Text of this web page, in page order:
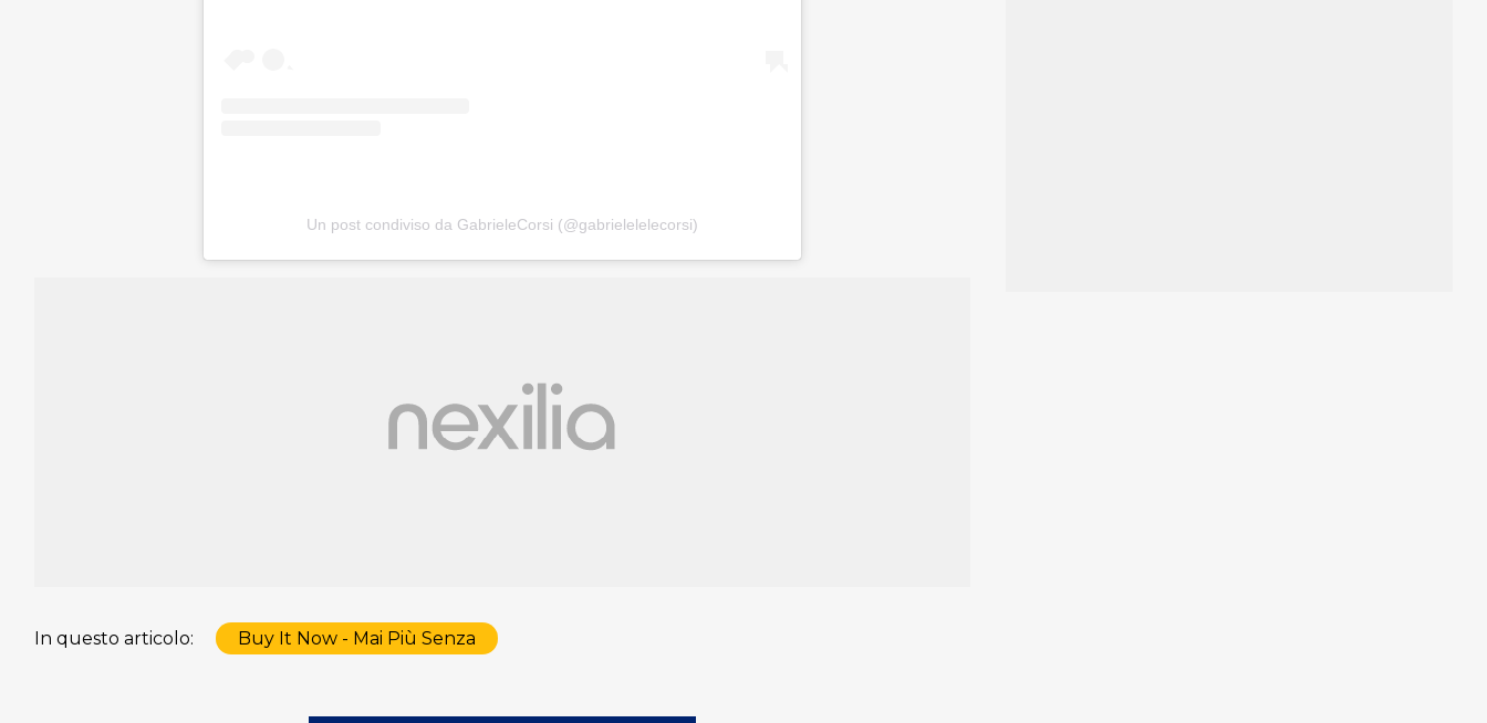
Un post condiviso da GabrieleCorsi (@gabrielelelecorsi)
In questo articolo: Buy It Now - Mai Più Senza